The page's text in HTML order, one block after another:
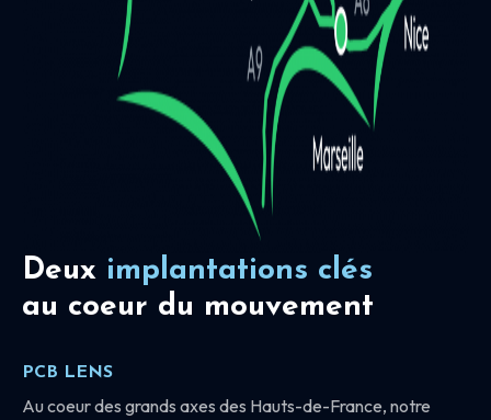
Deux implantations clés
au coeur du mouvement
PCB LENS
Au coeur des grands axes des Hauts-de-France, notre